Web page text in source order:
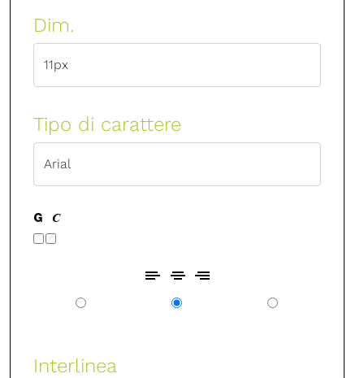
Dim.
Tipo di carattere
Interlinea